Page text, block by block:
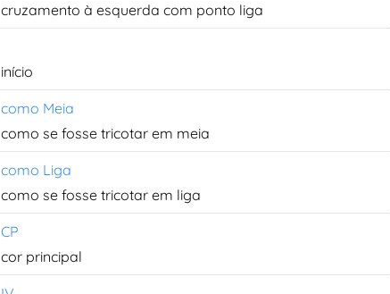
cruzamento à esquerda com ponto liga
início
como Meia
como se fosse tricotar em meia
como Liga
como se fosse tricotar em liga
CP
cor principal